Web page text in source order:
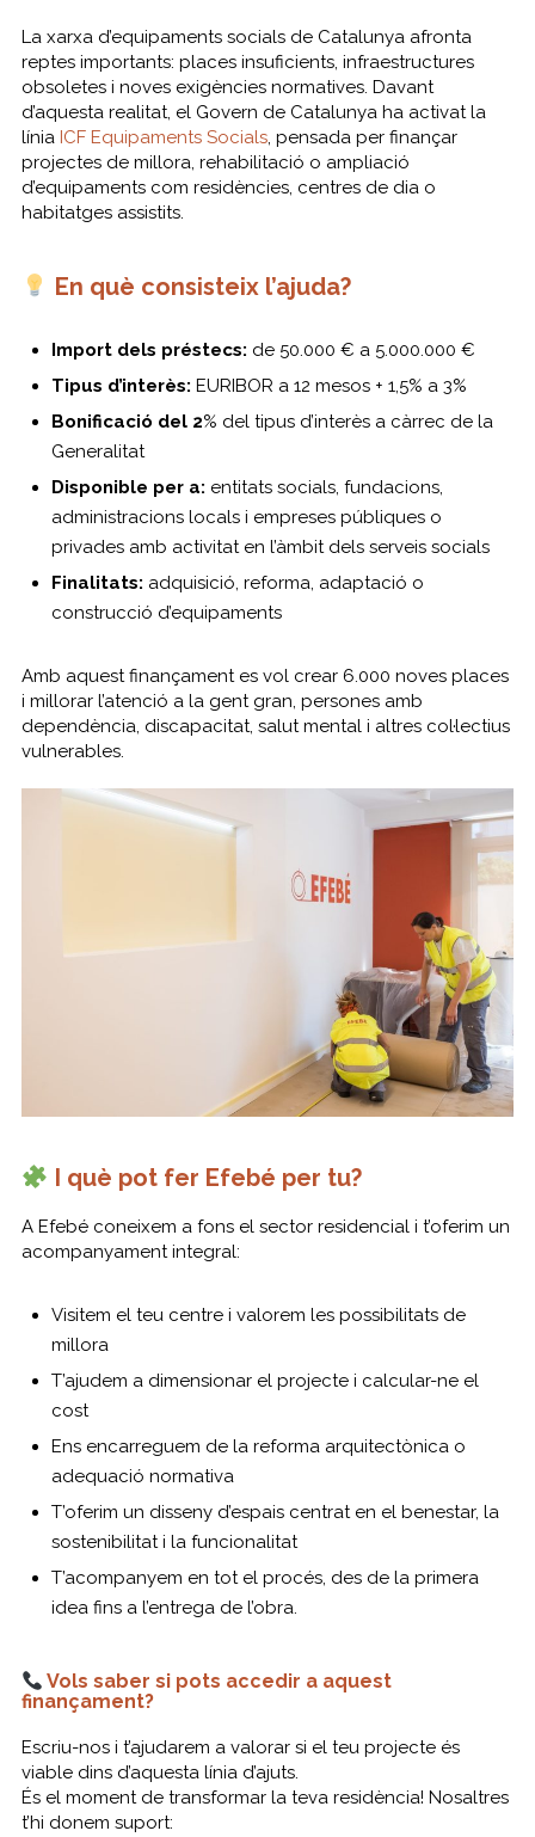
La xarxa d’equipaments socials de Catalunya afronta
reptes importants: places insuficients, infraestructures
obsoletes i noves exigències normatives. Davant
d’aquesta realitat, el Govern de Catalunya ha activat la
línia ICF Equipaments Socials, pensada per finançar
projectes de millora, rehabilitació o ampliació
d’equipaments com residències, centres de dia o
habitatges assistits.
En què consisteix l’ajuda?
Import dels préstecs: de 50.000 € a 5.000.000 €
Tipus d’interès: EURIBOR a 12 mesos + 1,5% a 3%
Bonificació del 2% del tipus d’interès a càrrec de la
Generalitat
Disponible per a: entitats socials, fundacions,
administracions locals i empreses públiques o
privades amb activitat en l’àmbit dels serveis socials
Finalitats: adquisició, reforma, adaptació o
construcció d’equipaments
Amb aquest finançament es vol crear 6.000 noves places
i millorar l’atenció a la gent gran, persones amb
dependència, discapacitat, salut mental i altres col·lectius
vulnerables.
I què pot fer Efebé per tu?
A Efebé coneixem a fons el sector residencial i t’oferim un
acompanyament integral:
Visitem el teu centre i valorem les possibilitats de
millora
T’ajudem a dimensionar el projecte i calcular-ne el
cost
Ens encarreguem de la reforma arquitectònica o
adequació normativa
T’oferim un disseny d’espais centrat en el benestar, la
sostenibilitat i la funcionalitat
T’acompanyem en tot el procés, des de la primera
idea fins a l’entrega de l’obra.
Vols saber si pots accedir a aquest
finançament?
Escriu-nos i t’ajudarem a valorar si el teu projecte és
viable dins d’aquesta línia d’ajuts.
És el moment de transformar la teva residència! Nosaltres
t’hi donem suport: